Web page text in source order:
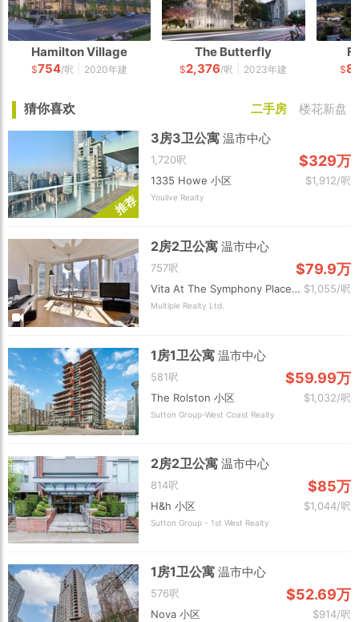
Hamilton Village
$754/呎 2020年建
The Butterfly
$2,376/呎 2023年建 $
猜你喜欢 二手房 楼花新盘
推荐
3房3卫公寓温市中心
1,720呎 $329万
1335 Howe 小区 $1,912/呎
Youlive Realty
2房2卫公寓温市中心
757呎 $79.9万
Vita At The Symphony Place 小区 $1,055/呎
Multiple Realty Ltd.
1房1卫公寓温市中心
581呎 $59.99万
The Rolston 小区 $1,032/呎
Sutton Group-West Coast Realty
2房2卫公寓温市中心
814呎 $85万
H&h 小区 $1,044/呎
Sutton Group - 1st West Realty
1房1卫公寓温市中心
576呎 $52.69万
Nova 小区 $914/呎